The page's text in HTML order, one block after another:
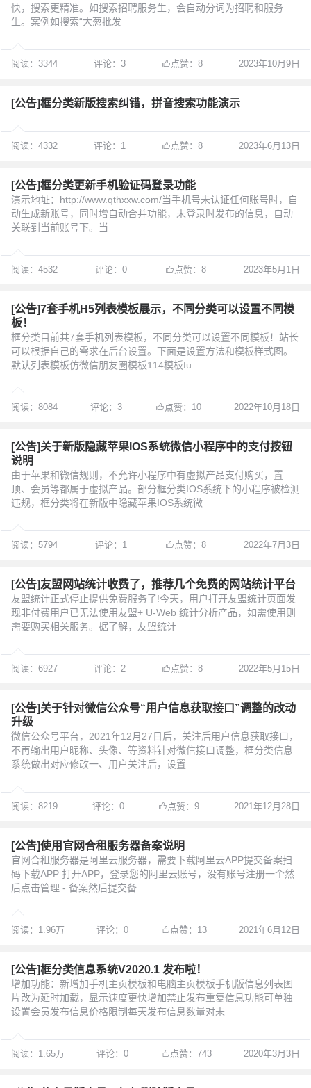
快，搜索更精准。如搜索招聘服务生，会自动分词为招聘和服务
生。案例如搜索“大葱批发
阅读：3344 评论：3 点赞：8 2023年10月9日
[公告]框分类新版搜索纠错，拼音搜索功能演示
阅读：4332 评论：1 点赞：8 2023年6月13日
[公告]框分类更新手机验证码登录功能
演示地址：http://www.qthxxw.com/当手机号未认证任何账号时，自
动生成新账号，同时增自动合并功能，未登录时发布的信息，自动
关联到当前账号下。当
阅读：4532 评论：0 点赞：8 2023年5月1日
[公告]7套手机H5列表模板展示，不同分类可以设置不同模
板！
框分类目前共7套手机列表模板，不同分类可以设置不同模板！站长
可以根据自己的需求在后台设置。下面是设置方法和模板样式图。
默认列表模板仿微信朋友圏模板114模板fu
阅读：8084 评论：3 点赞：10 2022年10月18日
[公告]关于新版隐藏苹果IOS系统微信小程序中的支付按钮
说明
由于苹果和微信规则，不允许小程序中有虚拟产品支付购买，置
顶、会员等都属于虚拟产品。部分框分类IOS系统下的小程序被检测
违规，框分类将在新版中隐藏苹果IOS系统微
阅读：5794 评论：1 点赞：8 2022年7月3日
[公告]友盟网站统计收费了，推荐几个免费的网站统计平台
友盟统计正式停止提供免费服务了!今天，用户打开友盟统计页面发
现非付费用户已无法使用友盟+ U-Web 统计分析产品，如需使用则
需要购买相关服务。据了解，友盟统计
阅读：6927 评论：2 点赞：8 2022年5月15日
[公告]关于针对微信公众号“用户信息获取接口”调整的改动
升级
微信公众号平台，2021年12月27日后，关注后用户信息获取接口，
不再输出用户昵称、头像、等资料针对微信接口调整，框分类信息
系统做出对应修改一、用户关注后，设置
阅读：8219 评论：0 点赞：9 2021年12月28日
[公告]使用官网合租服务器备案说明
官网合租服务器是阿里云服务器，需要下载阿里云APP提交备案扫
码下载APP 打开APP，登录您的阿里云账号，没有账号注册一个然
后点击管理 - 备案然后提交备
阅读：1.96万 评论：0 点赞：13 2021年6月12日
[公告]框分类信息系统V2020.1 发布啦！
增加功能：新增加手机主页模板和电脑主页模板手机版信息列表图
片改为延时加载，显示速度更快增加禁止发布重复信息功能可单独
设置会员发布信息价格限制每天发布信息数量对未
阅读：1.65万 评论：0 点赞：743 2020年3月3日